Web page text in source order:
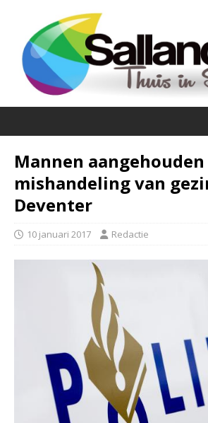
Mannen
mishandeling van
Deventer
10 januari 2017 Redactie